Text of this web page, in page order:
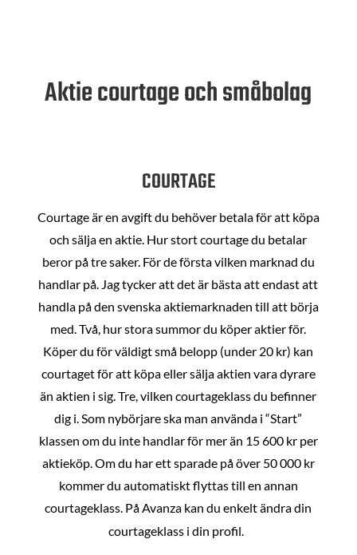
Aktie courtage och småbolag
COURTAGE
Courtage är en avgift du behöver betala för att köpa
och sälja en aktie. Hur stort courtage du betalar
beror på tre saker. För de första vilken marknad du
handlar på. Jag tycker att det är bästa att endast att
handla på den svenska aktiemarknaden till att börja
med. Två, hur stora summor du köper aktier för.
Köper du för väldigt små belopp (under 20 kr) kan
courtaget för att köpa eller sälja aktien vara dyrare
än aktien i sig. Tre, vilken courtageklass du befinner
dig i. Som nybörjare ska man använda i “Start”
klassen om du inte handlar för mer än 15 600 kr per
aktieköp. Om du har ett sparade på över 50 000 kr
kommer du automatiskt flyttas till en annan
courtageklass. På Avanza kan du enkelt ändra din
courtageklass i din profil.